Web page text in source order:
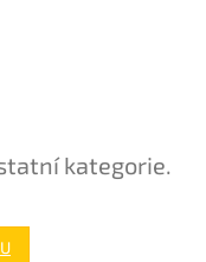
kategorie.